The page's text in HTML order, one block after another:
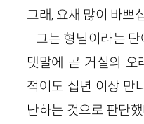
그래, 요새 많이 바쁘
그는 형님이라는
댓말에 곧 거실의 오
적어도 십년 이상 만
난하는 것으로 판단